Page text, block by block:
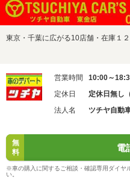
東京・千葉に広がる10店舗・在庫１
営業時間
10:00～
定休日
定休日無し
法人名
ツチヤ自動
無
料
電
※車の購入に関するご相談・確認専用ダイヤ
い。